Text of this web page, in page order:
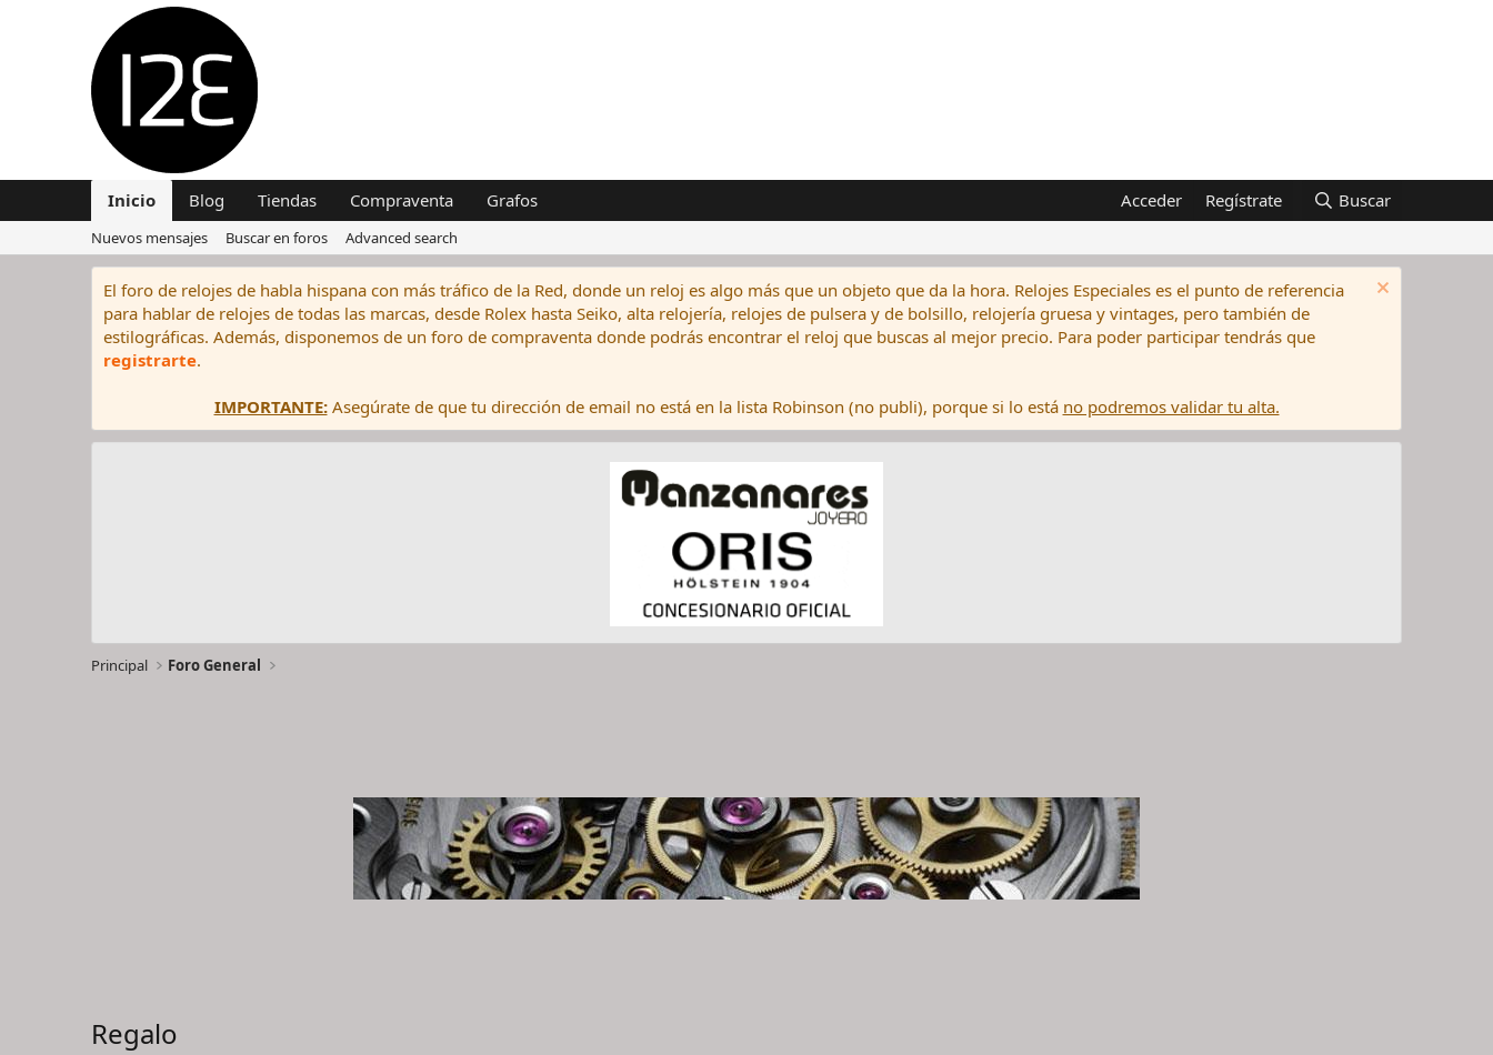
Inicio Blog Tiendas Compraventa Grafos Acceder Regístrate Buscar
Nuevos mensajes Buscar en foros Advanced search
El foro de relojes de habla hispana con más tráfico de la Red, donde un reloj es algo más que un objeto que da la hora. Relojes Especiales es el punto de referencia
para hablar de relojes de todas las marcas, desde Rolex hasta Seiko, alta relojería, relojes de pulsera y de bolsillo, relojería gruesa y vintages, pero también de
estilográficas. Además, disponemos de un foro de compraventa donde podrás encontrar el reloj que buscas al mejor precio. Para poder participar tendrás que
registrarte.
IMPORTANTE:Asegúrate de que tu dirección de email no está en la lista Robinson (no publi), porque si lo está no podremos validar tu alta.
Principal Foro General
Regalo